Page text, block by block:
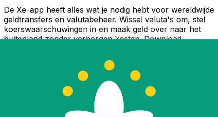
De Xe-app heeft alles wat je nodig hebt voor wereldwijde
geldtransfers en valutabeheer. Wissel valuta's om, stel
koerswaarschuwingen in en maak geld over naar het
buitenland zonder verborgen kosten. Download